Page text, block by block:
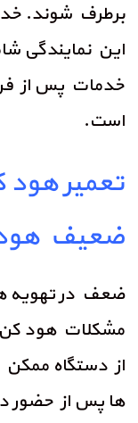
برطرف شوند.
است.
تعمیر
ضعیف
ضعف در تهویه
مشکلات هود
از دستگاه
ها پس از حضور